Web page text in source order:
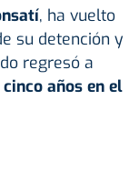
, ha vuelto
su detención y
regresó a
cinco años en el